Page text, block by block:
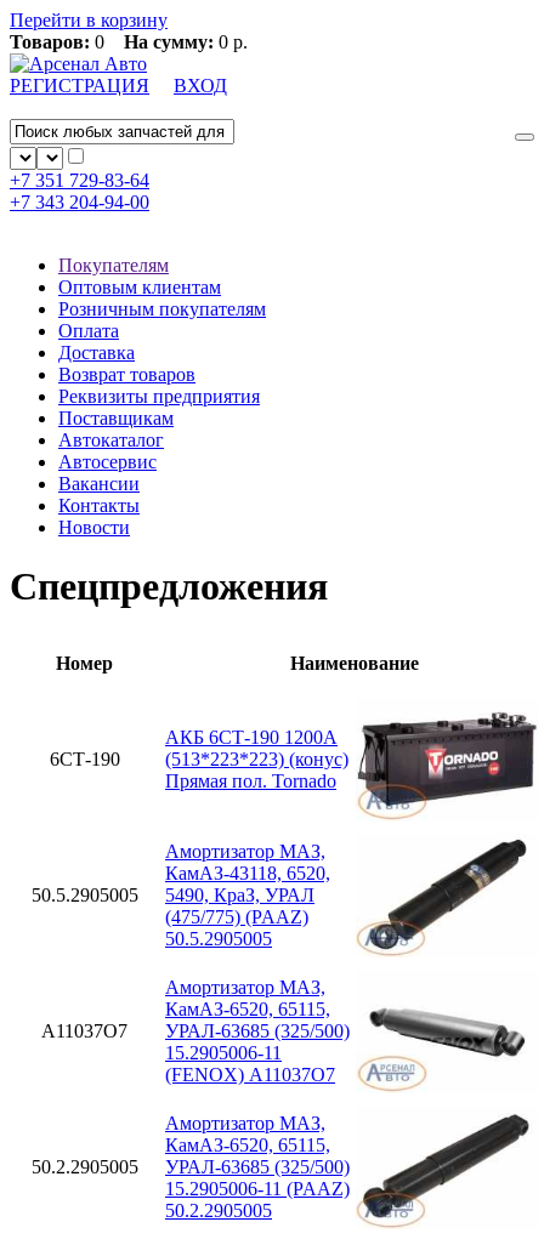
Перейти в корзину
Товаров: 0 На сумму: 0 р.
РЕГИСТРАЦИЯ ВХОД
+7 351 729-83-64
+7 343 204-94-00
Покупателям
Оптовым клиентам
Розничным покупателям
Оплата
Доставка
Возврат товаров
Реквизиты предприятия
Поставщикам
Автокаталог
Автосервис
Вакансии
Контакты
Новости
Спецпредложения
Номер Наименование
6СТ-190
АКБ 6СТ-190 1200А
(513*223*223) (конус)
Прямая пол. Tornado
50.5.2905005
Амортизатор МАЗ,
КамАЗ-43118, 6520,
5490, КраЗ, УРАЛ
(475/775) (PAAZ)
50.5.2905005
A11037O7
Амортизатор МАЗ,
КамАЗ-6520, 65115,
УРАЛ-63685 (325/500)
15.2905006-11
(FENOX) A11037O7
50.2.2905005
Амортизатор МАЗ,
КамАЗ-6520, 65115,
УРАЛ-63685 (325/500)
15.2905006-11 (PAAZ)
50.2.2905005